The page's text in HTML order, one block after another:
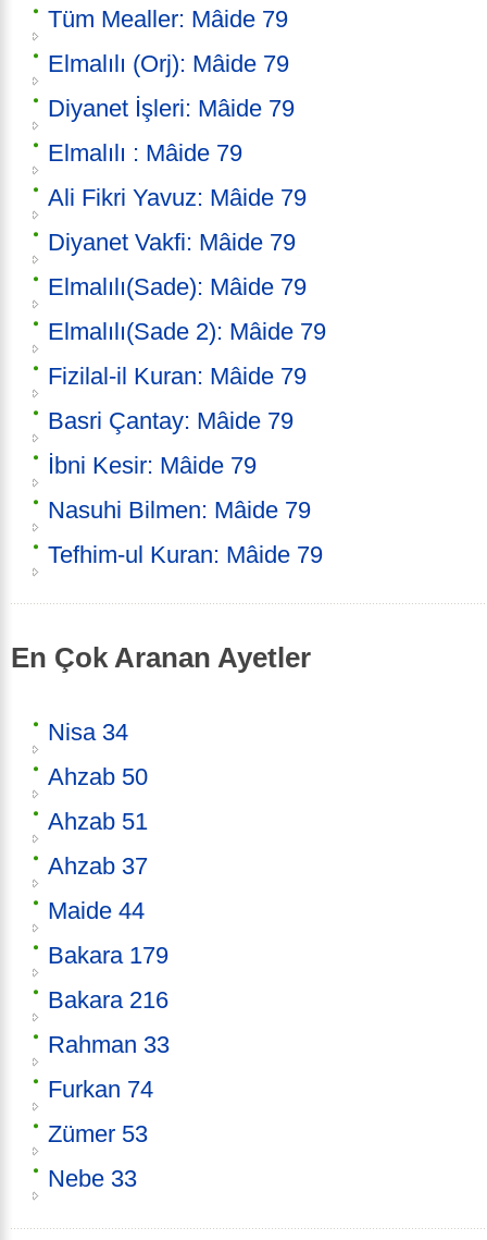
Tüm Mealler: Mâide 79
Elmalılı (Orj): Mâide 79
Diyanet İşleri: Mâide 79
Elmalılı : Mâide 79
Ali Fikri Yavuz: Mâide 79
Diyanet Vakfi: Mâide 79
Elmalılı(Sade): Mâide 79
Elmalılı(Sade 2): Mâide 79
Fizilal-il Kuran: Mâide 79
Basri Çantay: Mâide 79
İbni Kesir: Mâide 79
Nasuhi Bilmen: Mâide 79
Tefhim-ul Kuran: Mâide 79
En Çok Aranan Ayetler
Nisa 34
Ahzab 50
Ahzab 51
Ahzab 37
Maide 44
Bakara 179
Bakara 216
Rahman 33
Furkan 74
Zümer 53
Nebe 33